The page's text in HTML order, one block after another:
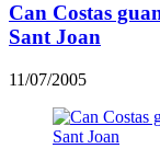
Can Costas
Sant Joan
11/07/2005